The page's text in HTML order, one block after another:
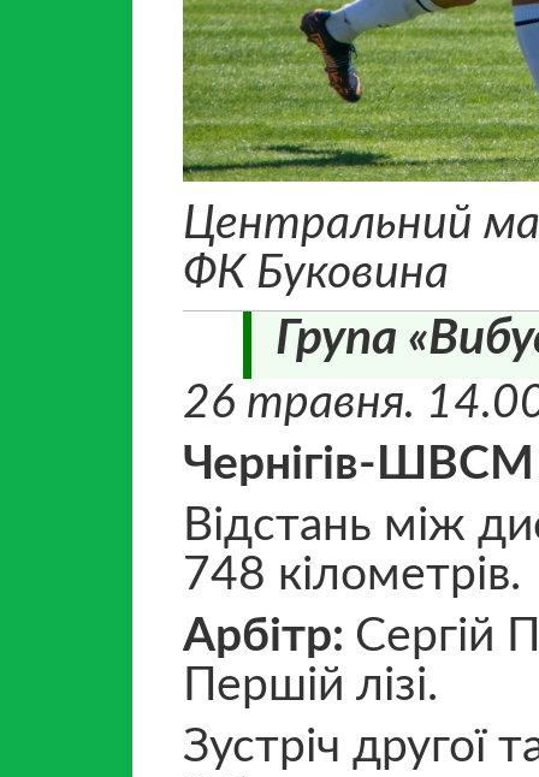
Центральний
ФК Буковина
Група
26 травня.
Чернігів-ШВСМ
Відстань між
748 кілометрів.
Арбітр: Сергій
Першій лізі.
Зустріч другої